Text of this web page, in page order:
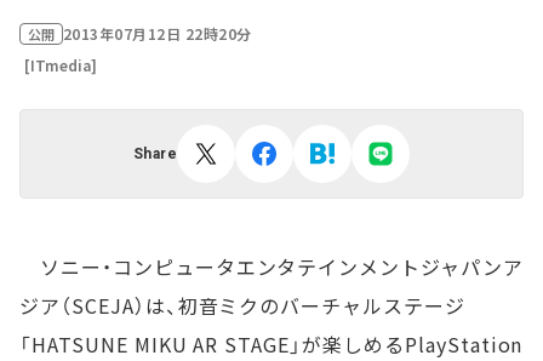
公開 2013年07月12日 22時20分
[ITmedia]
Share
ソニー・コンピュータエンタテインメントジャパンア
ジア（SCEJA）は、初音ミクのバーチャルステージ
「HATSUNE MIKU AR STAGE」が楽しめるPlayStation